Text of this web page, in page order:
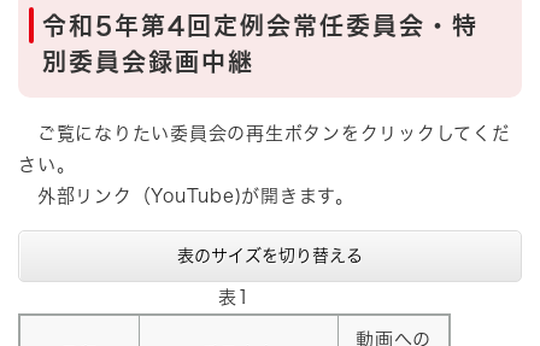
令和5年第4回定例会常任委員会・特
別委員会録画中継
ご覧になりたい委員会の再生ボタンをクリックしてくだ
さい。
外部リンク（YouTube)が開きます。
表のサイズを切り替える
表1
動画への